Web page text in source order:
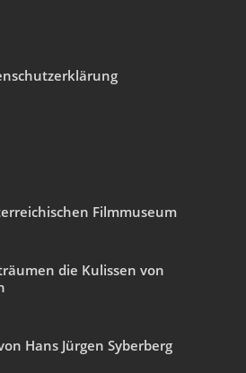
Filmmuseum
die Kulissen von
Hans Jürgen Syberberg